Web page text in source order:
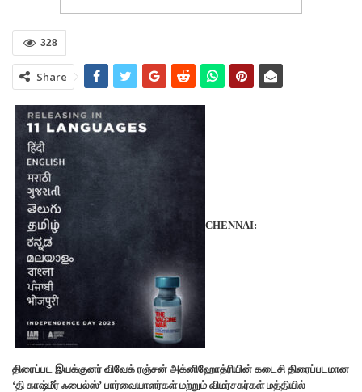
328
Share
CHENNAI:
திரைப்பட இயக்குனர் விவேக் ரஞ்சன் அக்னிஹோத்ரியின் கடைசி திரைப்படமான
‘தி காஷ்மீர் ஃபைல்ஸ்’ பார்வையாளர்கள் மற்றும் விமர்சகர்கள் மத்தியில்